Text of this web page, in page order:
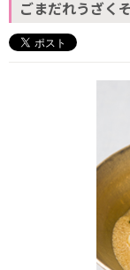
ごまだれうざく